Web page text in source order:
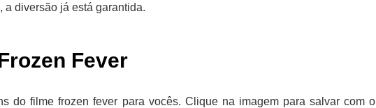
a diversão já está garantida.
Fever
do filme frozen fever para vocês. Clique na imagem para salvar com o